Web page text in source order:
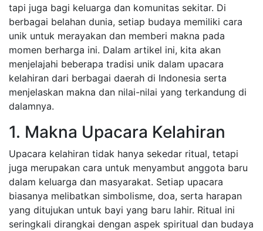
tapi juga bagi keluarga dan komunitas sekitar. Di
berbagai belahan dunia, setiap budaya memiliki cara
unik untuk merayakan dan memberi makna pada
momen berharga ini. Dalam artikel ini, kita akan
menjelajahi beberapa tradisi unik dalam upacara
kelahiran dari berbagai daerah di Indonesia serta
menjelaskan makna dan nilai-nilai yang terkandung di
dalamnya.
1. Makna Upacara Kelahiran
Upacara kelahiran tidak hanya sekedar ritual, tetapi
juga merupakan cara untuk menyambut anggota baru
dalam keluarga dan masyarakat. Setiap upacara
biasanya melibatkan simbolisme, doa, serta harapan
yang ditujukan untuk bayi yang baru lahir. Ritual ini
seringkali dirangkai dengan aspek spiritual dan budaya